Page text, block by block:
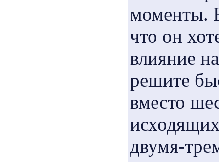
моменты.
что он
влияние
решите
вместо
двумя-